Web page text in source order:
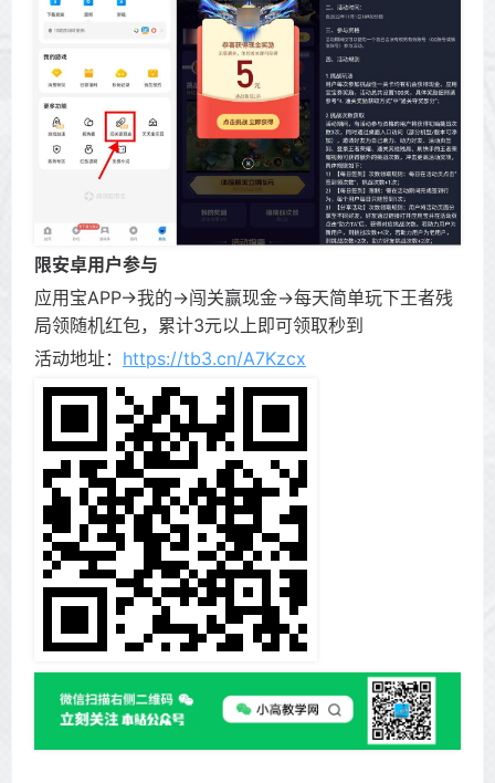
限安卓用户参与
应用宝APP->我的->闯关赢现金->每天简单玩下王者残
局领随机红包，累计3元以上即可领取秒到
活动地址： https://tb3.cn/A7Kzcx